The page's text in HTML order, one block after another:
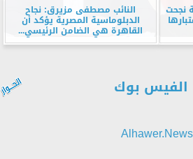
نجحت النائب مصطفى مزيرق: نجاح
الدبلوماسية المصرية يؤكد أن
القاهرة هي الضامن الرئيسي...
الفيس بوك
Alhawer.News